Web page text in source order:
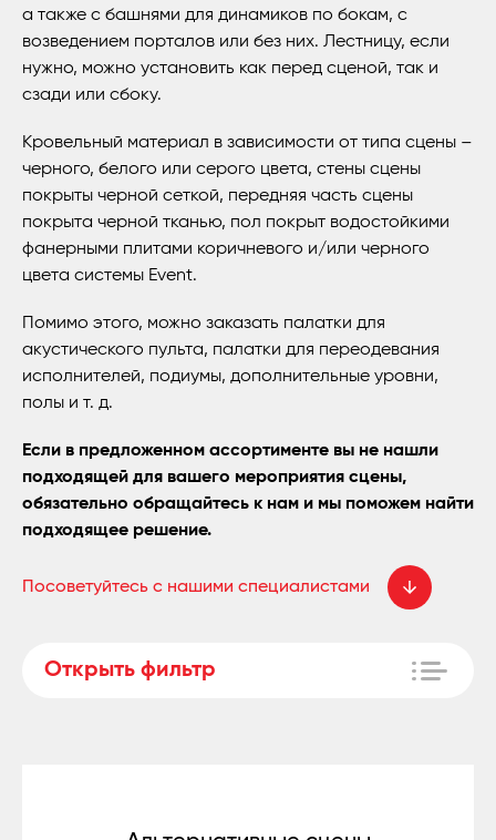
а также с башнями для динамиков по бокам, с
возведением порталов или без них. Лестницу, если
нужно, можно установить как перед сценой, так и
сзади или сбоку.
Кровельный материал в зависимости от типа сцены –
черного, белого или серого цвета, стены сцены
покрыты черной сеткой, передняя часть сцены
покрыта черной тканью, пол покрыт водостойкими
фанерными плитами коричневого и/или черного
цвета системы Event.
Помимо этого, можно заказать палатки для
акустического пульта, палатки для переодевания
исполнителей, подиумы, дополнительные уровни,
полы и т. д.
Если в предложенном ассортименте вы не нашли
подходящей для вашего мероприятия сцены,
обязательно обращайтесь к нам и мы поможем найти
подходящее решение.
Посоветуйтесь с нашими специалистами
Открыть фильтр